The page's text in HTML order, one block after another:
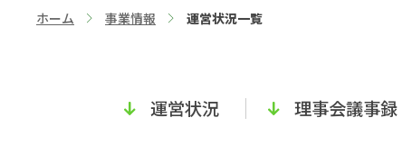
ホーム
事業情報
運営状況一覧
運営状況 理事会議事録